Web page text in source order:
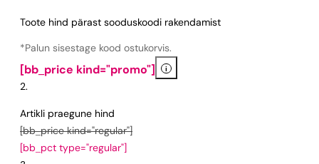
Toote hind pärast sooduskoodi rakendamist
*Palun sisestage kood ostukorvis.
[bb_price kind="promo"] i
Artikli praegune hind
[bb_price kind="regular"]
[bb_pct type="regular"]